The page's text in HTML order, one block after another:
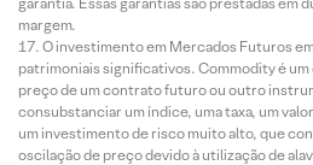
margem.
O investimento em Mercados Futuros
patrimoniais significativos. Commodity é
preço de um contrato futuro ou outro
consubstanciar um índice, uma taxa, um
um investimento de risco muito alto, que
oscilação de preço devido à utilização de